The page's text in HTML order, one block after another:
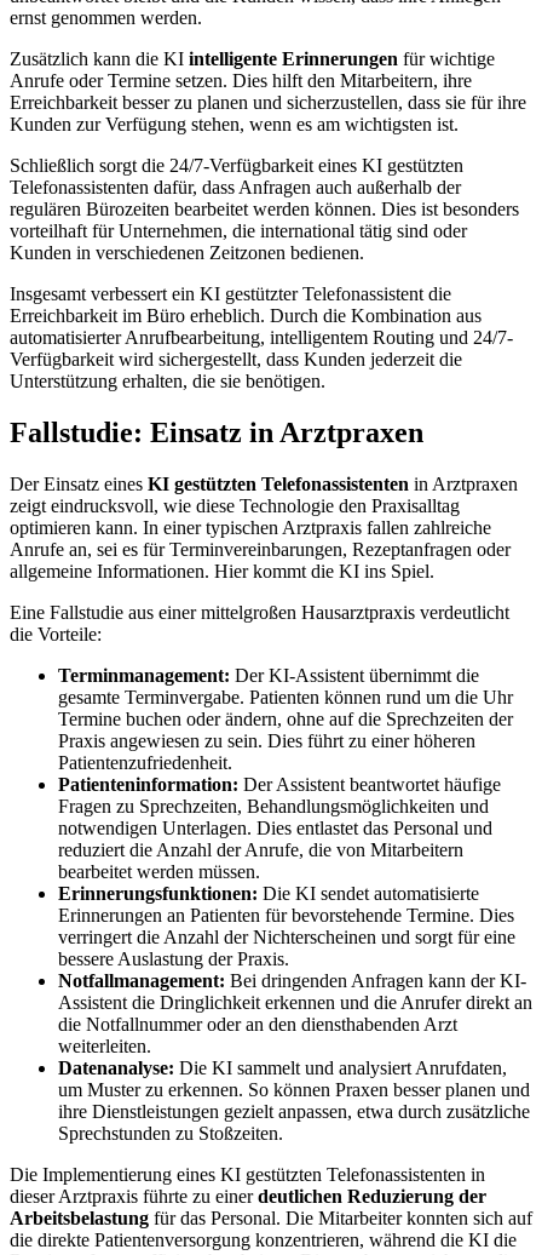
ernst genommen werden.
Zusätzlich kann die KI intelligente Erinnerungen für wichtige
Anrufe oder Termine setzen. Dies hilft den Mitarbeitern, ihre
Erreichbarkeit besser zu planen und sicherzustellen, dass sie für ihre
Kunden zur Verfügung stehen, wenn es am wichtigsten ist.
Schließlich sorgt die 24/7-Verfügbarkeit eines KI gestützten
Telefonassistenten dafür, dass Anfragen auch außerhalb der
regulären Bürozeiten bearbeitet werden können. Dies ist besonders
vorteilhaft für Unternehmen, die international tätig sind oder
Kunden in verschiedenen Zeitzonen bedienen.
Insgesamt verbessert ein KI gestützter Telefonassistent die
Erreichbarkeit im Büro erheblich. Durch die Kombination aus
automatisierter Anrufbearbeitung, intelligentem Routing und 24/7-
Verfügbarkeit wird sichergestellt, dass Kunden jederzeit die
Unterstützung erhalten, die sie benötigen.
Fallstudie: Einsatz in Arztpraxen
Der Einsatz eines KI gestützten Telefonassistenten in Arztpraxen
zeigt eindrucksvoll, wie diese Technologie den Praxisalltag
optimieren kann. In einer typischen Arztpraxis fallen zahlreiche
Anrufe an, sei es für Terminvereinbarungen, Rezeptanfragen oder
allgemeine Informationen. Hier kommt die KI ins Spiel.
Eine Fallstudie aus einer mittelgroßen Hausarztpraxis verdeutlicht
die Vorteile:
Terminmanagement: Der KI-Assistent übernimmt die
gesamte Terminvergabe. Patienten können rund um die Uhr
Termine buchen oder ändern, ohne auf die Sprechzeiten der
Praxis angewiesen zu sein. Dies führt zu einer höheren
Patientenzufriedenheit.
Patienteninformation: Der Assistent beantwortet häufige
Fragen zu Sprechzeiten, Behandlungsmöglichkeiten und
notwendigen Unterlagen. Dies entlastet das Personal und
reduziert die Anzahl der Anrufe, die von Mitarbeitern
bearbeitet werden müssen.
Erinnerungsfunktionen: Die KI sendet automatisierte
Erinnerungen an Patienten für bevorstehende Termine. Dies
verringert die Anzahl der Nichterscheinen und sorgt für eine
bessere Auslastung der Praxis.
Notfallmanagement: Bei dringenden Anfragen kann der KI-
Assistent die Dringlichkeit erkennen und die Anrufer direkt an
die Notfallnummer oder an den diensthabenden Arzt
weiterleiten.
Datenanalyse: Die KI sammelt und analysiert Anrufdaten,
um Muster zu erkennen. So können Praxen besser planen und
ihre Dienstleistungen gezielt anpassen, etwa durch zusätzliche
Sprechstunden zu Stoßzeiten.
Die Implementierung eines KI gestützten Telefonassistenten in
dieser Arztpraxis führte zu einerdeutlichen Reduzierung der
Arbeitsbelastung für das Personal. Die Mitarbeiter konnten sich auf
die direkte Patientenversorgung konzentrieren, während die KI die